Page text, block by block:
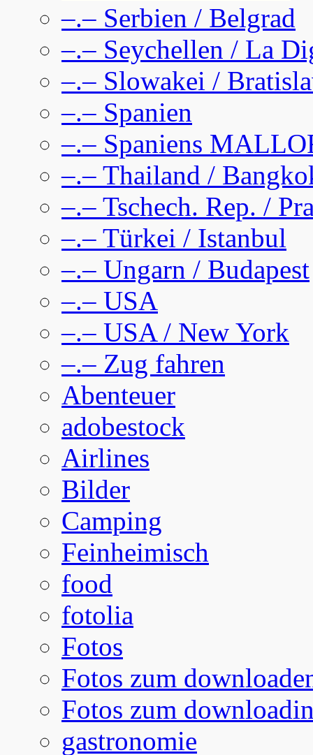
–.– Serbien / Belgrad
–.– Seychellen / La
–.– Slowakei /
–.– Spanien
–.– Spaniens
–.– Thailand /
–.– Tschech. Rep. /
–.– Türkei / Istanbul
–.– Ungarn / Budapest
–.– USA
–.– USA / New York
–.– Zug fahren
Abenteuer
adobestock
Airlines
Bilder
Camping
Feinheimisch
food
fotolia
Fotos
Fotos zum
Fotos zum
gastronomie